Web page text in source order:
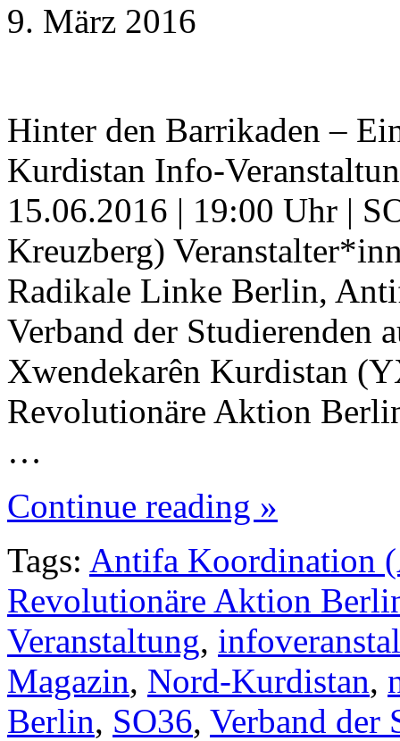
9. März 2016
Hinter den Barrikaden –
Kurdistan Info-
15.06.2016 | 19:00 Uhr |
Kreuzberg)
Radikale Linke Berlin,
Verband der Studierenden
Xwendekarên Kurdistan
Revolutionäre Aktion
…
Continue reading »
Tags: Antifa Koordination
Revolutionäre Aktion
Veranstaltung,
Magazin, Nord-Kurdistan,
Berlin, SO36, Verband der